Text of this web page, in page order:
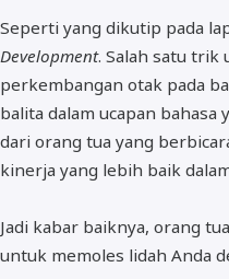
Seperti yang dikutip pada
Development. Salah satu trik
perkembangan otak pada
balita dalam ucapan bahasa
dari orang tua yang
kinerja yang lebih baik
Jadi kabar baiknya, orang
untuk memoles lidah Anda